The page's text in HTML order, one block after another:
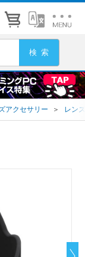
アクセサリー ＞ レン